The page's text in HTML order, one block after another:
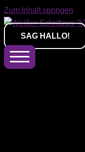
Zum Inhalt springen
SAG HALLO!